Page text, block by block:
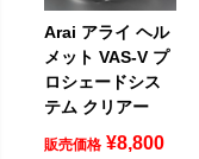
Arai アライ ヘル
メット VAS-V プ
ロシェードシス
テム クリアー
販売価格 ¥8,800